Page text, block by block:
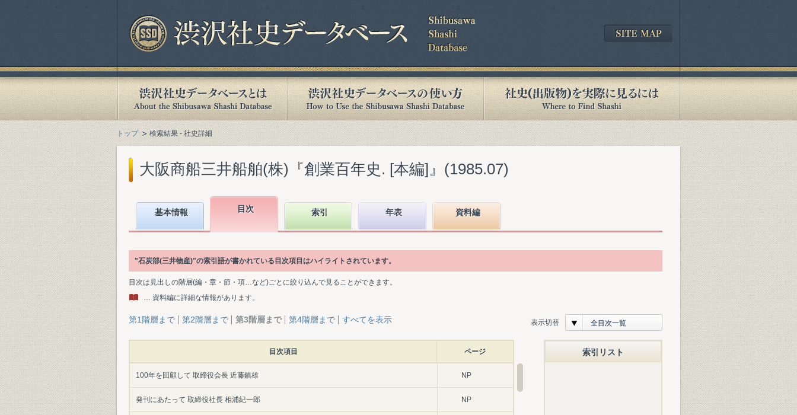
トップ 検索結果 - 社史詳細
大阪商船三井船舶(株)『創業百年史. [本編]』(1985.07)
基本情報 目次 索引 年表 資料編
"石炭部(三井物産)"の索引語が書かれている目次項目はハイライトされています。
目次は見出しの階層(編・章・節・項…など)ごとに絞り込んで見ることができます。
… 資料編に詳細な情報があります。
第1階層まで 第2階層まで 第3階層まで 第4階層まで すべてを表示 表示切替 全目次一覧
目次項目 ページ
100年を回顧して 取締役会長 近藤鎮雄 NP
発刊にあたって 取締役社長 相浦紀一郎 NP
索引リスト